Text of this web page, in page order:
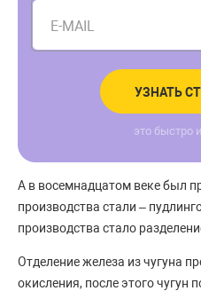
E-MAIL
УЗНАТЬ
это быстро
А в восемнадцатом веке был
производства стали –
производства стало
Отделение железа из чугуна
окисления, после этого чугун